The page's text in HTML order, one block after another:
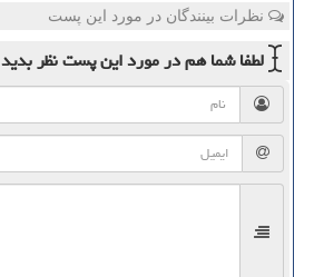
نظرات بینندگان در مورد این پست
لطفا شما همدر مورد این پستنظر بدید